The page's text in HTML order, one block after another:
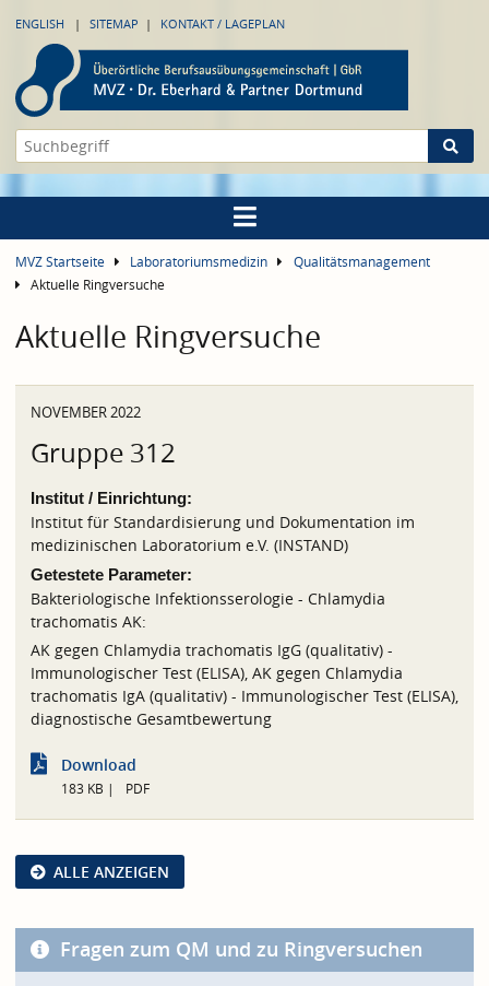
ENGLISH SITEMAP KONTAKT / LAGEPLAN
MVZ Startseite Laboratoriumsmedizin
Qualitätsmanagement
Aktuelle Ringversuche
Aktuelle Ringversuche
NOVEMBER 2022
Gruppe 312
Institut / Einrichtung:
Institut für Standardisierung und Dokumentation im
medizinischen Laboratorium e.V. (INSTAND)
Getestete Parameter:
Bakteriologische Infektionsserologie - Chlamydia
trachomatis AK:
AK gegen Chlamydia trachomatis IgG (qualitativ) -
Immunologischer Test (ELISA), AK gegen Chlamydia
trachomatis IgA (qualitativ) - Immunologischer Test (ELISA),
diagnostische Gesamtbewertung
Download
183 KB PDF
ALLE ANZEIGEN
Fragen zum QM und zu Ringversuchen